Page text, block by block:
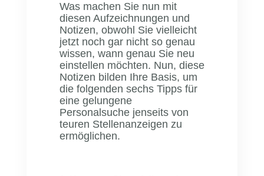
Was machen Sie nun mit
diesen Aufzeichnungen und
Notizen, obwohl Sie vielleicht
jetzt noch gar nicht so genau
wissen, wann genau Sie neu
einstellen möchten. Nun, diese
Notizen bilden Ihre Basis, um
die folgenden sechs Tipps für
eine gelungene
Personalsuche jenseits von
teuren Stellenanzeigen zu
ermöglichen.